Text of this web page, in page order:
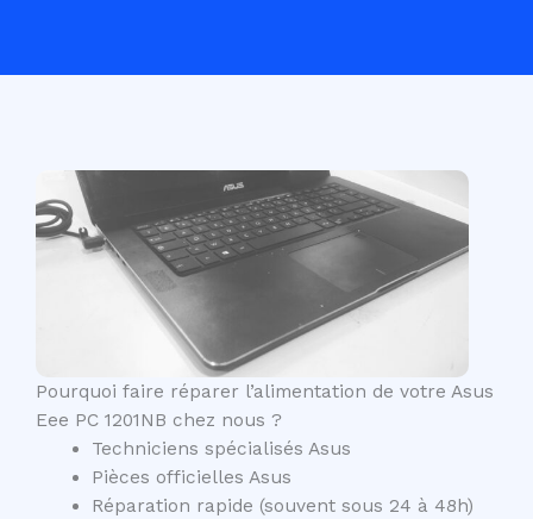
Pourquoi faire réparer l’alimentation de votre Asus
Eee PC 1201NB chez nous ?
Techniciens spécialisés Asus
Pièces officielles Asus
Réparation rapide (souvent sous 24 à 48h)